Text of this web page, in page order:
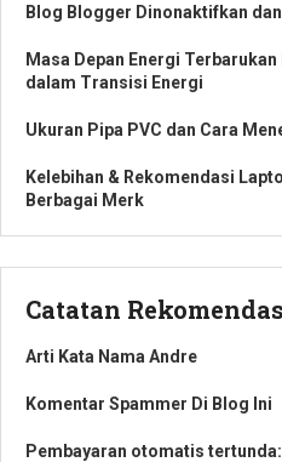
Blog Blogger Dinonaktifkan
Masa Depan Energi
dalam Transisi Energi
Ukuran Pipa PVC dan Cara
Kelebihan & Rekomendasi
Berbagai Merk
Catatan
Arti Kata Nama Andre
Komentar Spammer Di Blog Ini
Pembayaran otomatis